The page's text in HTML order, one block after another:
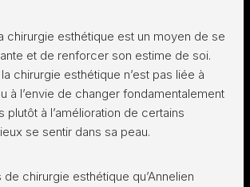
chirurgie esthétique est un moyen de se
et de renforcer son estime de soi.
chirurgie esthétique n’est pas liée à
à l’envie de changer fondamentalement
plutôt à l’amélioration de certains
se sentir dans sa peau.
chirurgie esthétique qu’Annelien